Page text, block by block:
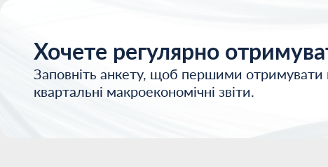
Хочете регулярно
Заповніть анкету, щоб першими
квартальні макроекономічні звіти.